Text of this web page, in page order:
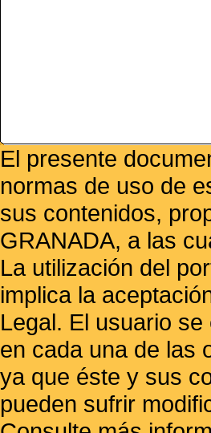
El presente
normas de uso de
sus contenidos,
GRANADA, a las
La utilización del
implica la
Legal. El usuario
en cada una de las
ya que éste y sus
pueden sufrir